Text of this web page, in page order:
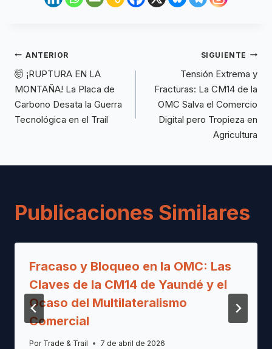
ANTERIOR
🤯 ¡RUPTURA EN LA
MONTAÑA! La Placa de
Carbono Desata la Guerra
Tecnológica en el Trail
SIGUIENTE
Tensión Extrema y
Fracturas: La CM14 de la
OMC Salva el Comercio
Digital pero Tropieza en
Agricultura
Publicaciones Similares
Fracaso y Bloqueo en la OMC: Las
Claves de la CM14 de Yaundé y el
Ocaso del Multilateralismo
Comercial
Por Trade & Trail 7 de abril de 2026